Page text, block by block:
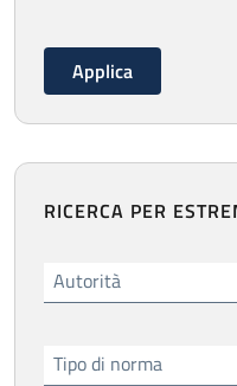
RICERCA PER
Autorità
Tipo di norma